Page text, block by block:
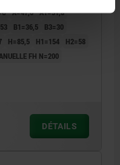
A=47,6 A1=31,8
B1=36,5
B3=30
H=85,5 H1=154
H2=58
FH N=200
DÉTAILS